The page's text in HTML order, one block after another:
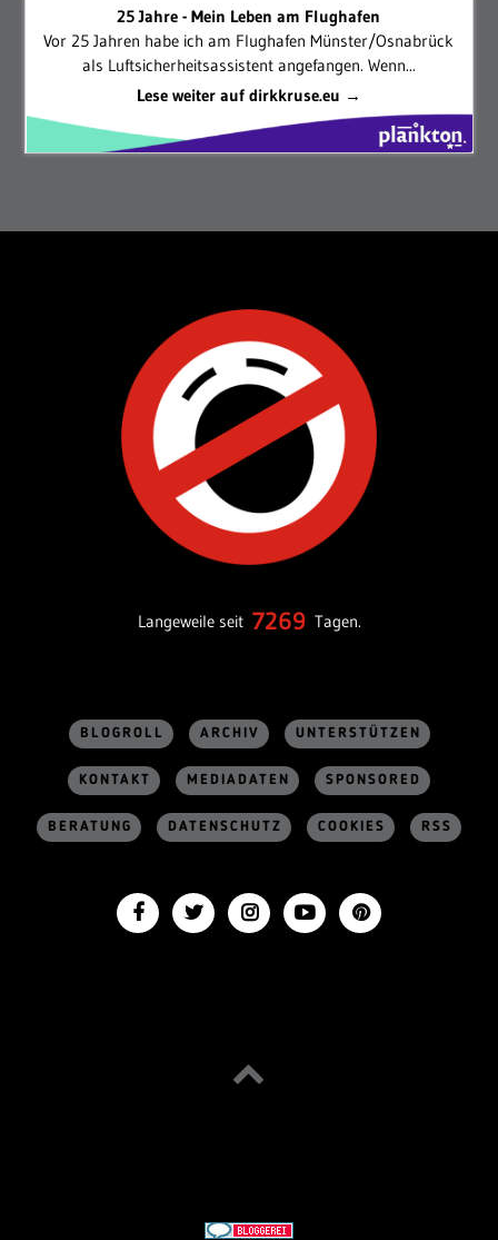
25 Jahre - Mein Leben am Flughafen
Vor 25 Jahren habe ich am Flughafen Münster/Osnabrück
als Luftsicherheitsassistent angefangen. Wenn...
Lese weiter auf dirkkruse.eu →
Langeweile seit 7269 Tagen.
BLOGROLL ARCHIV UNTERSTÜTZEN
KONTAKT MEDIADATEN SPONSORED
BERATUNG DATENSCHUTZ COOKIES RSS